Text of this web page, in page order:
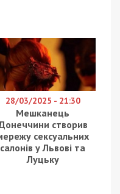
28/03/2025 - 21:30
Мешканець
створив
сексуальних
салонів у Львові та
Луцьку